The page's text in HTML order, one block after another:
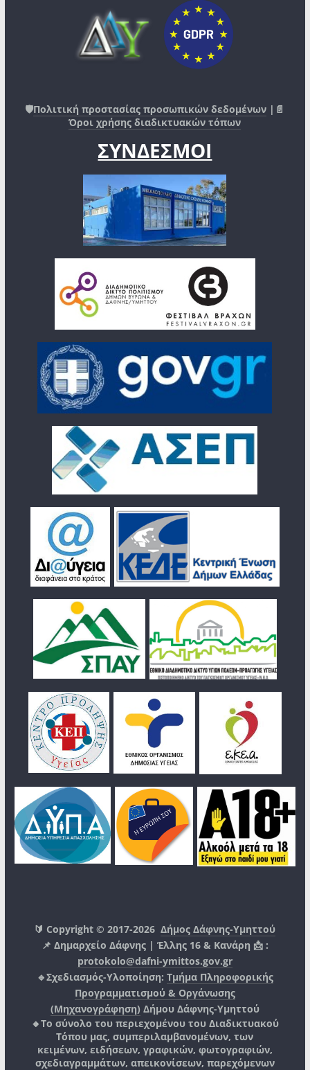
🛡️Πολιτική προστασίας προσωπικών δεδομένων |📄
Όροι χρήσης διαδικτυακών τόπων
ΣΥΝΔΕΣΜΟΙ
🔰 Copyright © 2017-2026Δήμος Δάφνης-Υμηττού
📌 Δημαρχείο Δάφνης | Έλλης 16 & Κανάρη 📩 :
protokolo@dafni-ymittos.gov.gr
🔹Σχεδιασμός-Υλοποίηση: Τμήμα Πληροφορικής
Προγραμματισμού & Οργάνωσης
(Μηχανογράφηση) Δήμου Δάφνης-Υμηττού
🔸Το σύνολο του περιεχομένου του Διαδικτυακού
Τόπου μας, συμπεριλαμβανομένων, των
κειμένων, ειδήσεων, γραφικών, φωτογραφιών,
σχεδιαγραμμάτων, απεικονίσεων, παρεχόμενων